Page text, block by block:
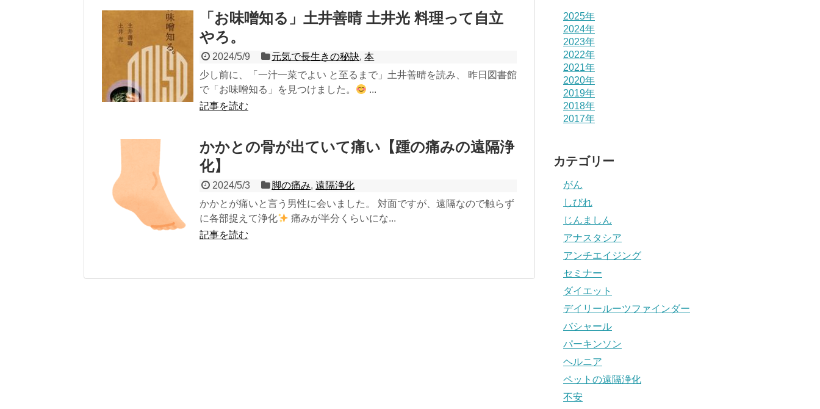
「お味噌知る」土井善晴 土井光 料理って自立
やろ。
2024/5/9 元気で長生きの秘訣,本
少し前に、「一汁一菜でよい と至るまで」土井善晴を読み、 昨日図書館
で「お味噌知る」を見つけました。
...
記事を読む
かかとの骨が出ていて痛い【踵の痛みの遠隔浄
化】
2024/5/3 脚の痛み,遠隔浄化
かかとが痛いと言う男性に会いました。 対面ですが、遠隔なので触らず
に各部捉えて浄化
痛みが半分くらいにな...
記事を読む
2025年
2024年
2023年
2022年
2021年
2020年
2019年
2018年
2017年
カテゴリー
がん
しびれ
じんましん
アナスタシア
アンチエイジング
セミナー
ダイエット
デイリールーツファインダー
バシャール
パーキンソン
ヘルニア
ペットの遠隔浄化
不安